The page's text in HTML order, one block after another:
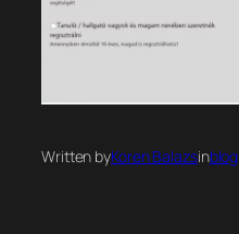
Written byKoren Balazsinblog